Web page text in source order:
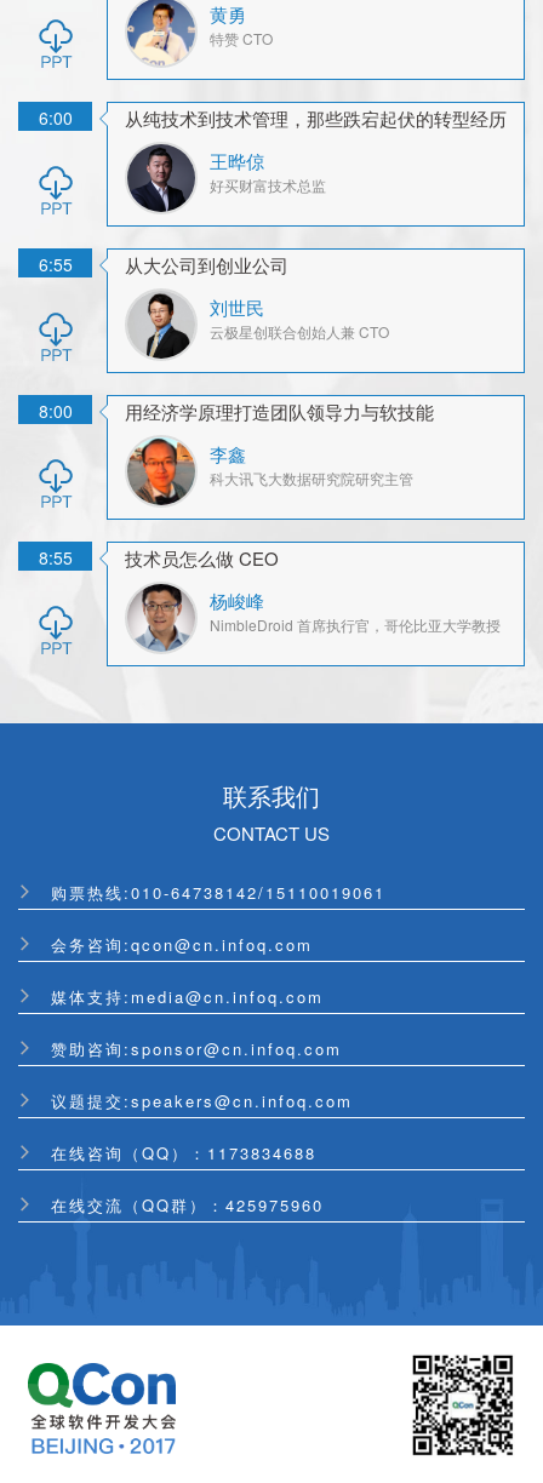
黄勇
特赞CTO
6:00
从纯技术到技术管理，那些跌宕起伏的转型经历
王晔倞
好买财富技术总监
6:55
从大公司到创业公司
刘世民
云极星创联合创始人兼 CTO
8:00
用经济学原理打造团队领导力与软技能
李鑫
科大讯飞大数据研究院研究主管
8:55
技术员怎么做 CEO
杨峻峰
NimbleDroid 首席执行官，哥伦比亚大学教授
联系我们
CONTACT US
购票热线:010-64738142/15110019061
会务咨询:qcon@cn.infoq.com
媒体支持:media@cn.infoq.com
赞助咨询:sponsor@cn.infoq.com
议题提交:speakers@cn.infoq.com
在线咨询（QQ）：1173834688
在线交流（QQ群）：425975960